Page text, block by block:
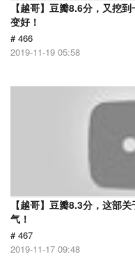
【越哥】豆瓣8.6分，又挖
变好！
# 466
2019-11-19 05:58
【越哥】豆瓣8.3分，这部
气！
# 467
2019-11-17 09:48